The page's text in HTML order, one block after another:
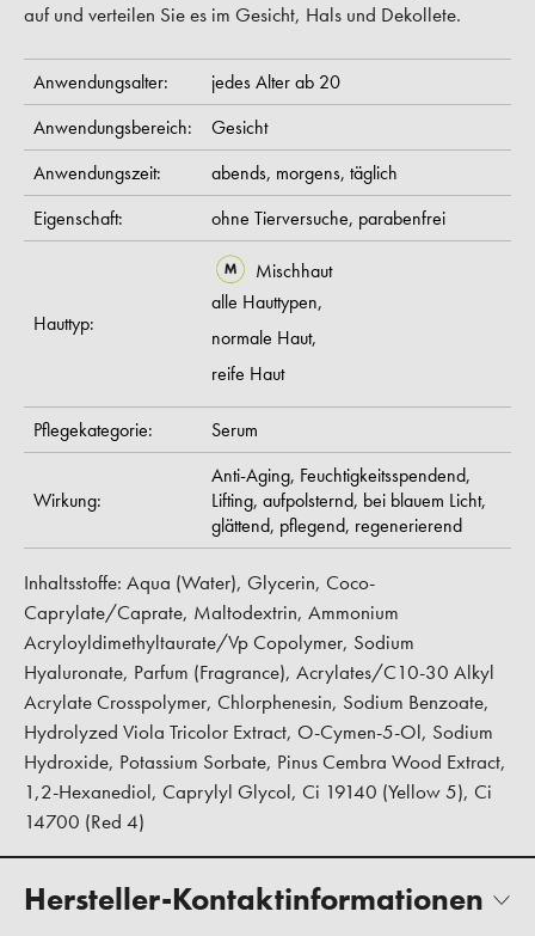
auf und verteilen Sie es im Gesicht, Hals und Dekollete.
Anwendungsalter:
jedes Alter ab 20
Anwendungsbereich:
Gesicht
Anwendungszeit:
abends, morgens, täglich
Eigenschaft:
ohne Tierversuche, parabenfrei
Hauttyp:
Mischhaut
alle Hauttypen,
normale Haut,
reife Haut
Pflegekategorie: Serum
Wirkung:
Anti-Aging, Feuchtigkeitsspendend,
Lifting, aufpolsternd, bei blauem Licht,
glättend, pflegend, regenerierend
Inhaltsstoffe: Aqua (Water), Glycerin, Coco-
Caprylate/Caprate, Maltodextrin, Ammonium
Acryloyldimethyltaurate/Vp Copolymer, Sodium
Hyaluronate, Parfum (Fragrance), Acrylates/C10-30 Alkyl
Acrylate Crosspolymer, Chlorphenesin, Sodium Benzoate,
Hydrolyzed Viola Tricolor Extract, O-Cymen-5-Ol, Sodium
Hydroxide, Potassium Sorbate, Pinus Cembra Wood Extract,
1,2-Hexanediol, Caprylyl Glycol, Ci 19140 (Yellow 5), Ci
14700 (Red 4)
Hersteller-Kontaktinformationen